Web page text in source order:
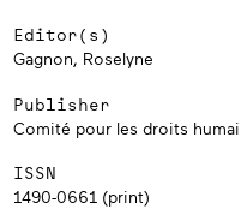
Editor(s)
Gagnon, Roselyne
Publisher
Comité pour les droits
ISSN
1490-0661 (print)